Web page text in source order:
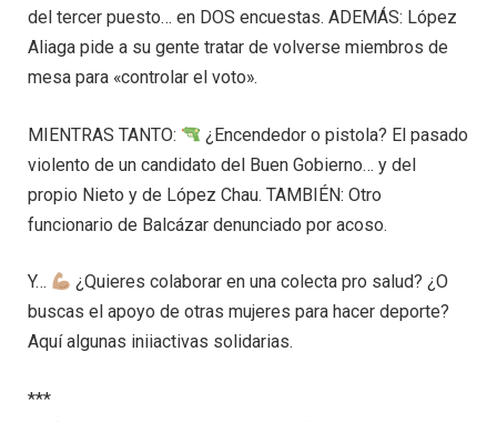
del tercer puesto… en DOS encuestas. ADEMÁS: López
Aliaga pide a su gente tratar de volverse miembros de
mesa para «controlar el voto».
MIENTRAS TANTO:
¿Encendedor o pistola? El pasado
violento de un candidato del Buen Gobierno… y del
propio Nieto y de López Chau. TAMBIÉN: Otro
funcionario de Balcázar denunciado por acoso.
Y…
¿Quieres colaborar en una colecta pro salud? ¿O
buscas el apoyo de otras mujeres para hacer deporte?
Aquí algunas iniiactivas solidarias.
***